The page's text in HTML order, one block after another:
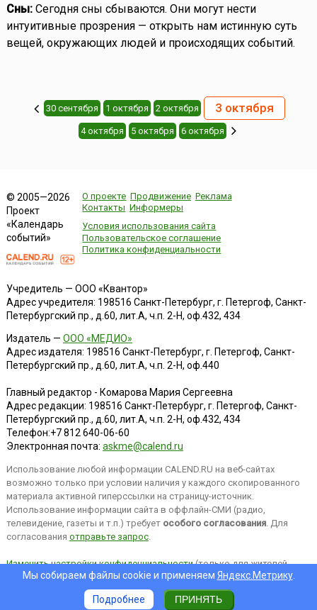
Сны:Сегодня сны сбываются. Они могут нести
интуитивные прозрения — открыть нам истинную суть
вещей, окружающих людей и происходящих событий.
30 сентября 1 октября 2 октября 3 октября
4 октября 5 октября 6 октября
© 2005—2026
Проект
«Календарь
событий»
О проекте Продвижение Реклама
Контакты Информеры
Условия использования сайта
Пользовательское соглашение
Политика конфиденциальности
Учредитель — ООО «Квантор»
Адрес учредителя: 198516 Санкт-Петербург, г. Петергоф, Санкт-
Петербургский пр., д.60, лит.А, ч.п. 2-Н, оф.432, 434
Издатель — ООО «МЕДИО»
Адрес издателя: 198516 Санкт-Петербург, г. Петергоф, Санкт-
Петербургский пр., д.60, лит.А, ч.п. 2-Н, оф.440
Главный редактор - Комарова Мария Сергеевна
Адрес редакции: 198516 Санкт-Петербург, г. Петергоф, Санкт-
Петербургский пр., д.60, лит.А, ч.п. 2-Н, оф.432, 434
Телефон:+7 812 640-06-60
Электронная почта: askme@calend.ru
Использование любой информации CALEND.RU на веб-сайтах
возможно только при условии наличия у каждого скопированного
материала активной гиперссылки на страницу-источник.
Использование информации сайта в оффлайн-СМИ (радио,
телевидение, газеты и т.п.) требует особого согласования. Для
согласования отправьте запрос.
Изменить настройки конфиденциальности(только для жителей
EEA).Мы собираем файлы cookie и применяем Яндекс.Метрику.
Подробнее ПРИНЯТЬ